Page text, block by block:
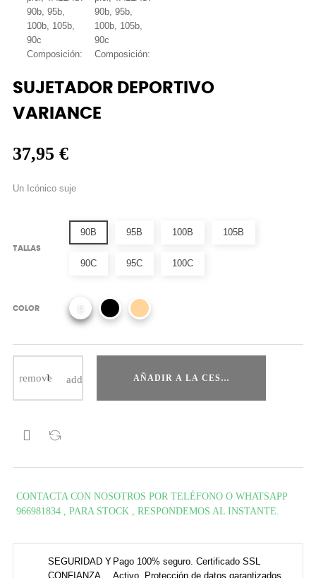
SUJETADOR DEPORTIVO
VARIANCE
37,95 €
Un Icónico suje
TALLAS
90B 95B 100B 105B
90C 95C 100C
COLOR
AÑADIR A LA CESTA

CONTACTA CON NOSOTROS POR TELÉFONO O WHATSAPP
966981834 , PARA STOCK , RESPONDEMOS AL INSTANTE.
SEGURIDAD Y
CONFIANZA
Pago 100% seguro. Certificado SSL
Activo. Protección de datos garantizados